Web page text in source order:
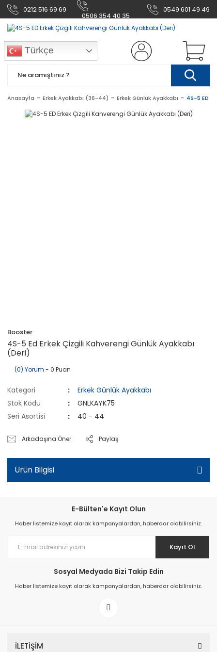
0212 516 69 69
0506 354 40 35
0549 601 49 49
Türkçe
Anasayfa Erkek Ayakkabı (36-44) Erkek Günlük Ayakkabı 4S-5 ED
Booster
4S-5 Ed Erkek Çizgili Kahverengi Günlük Ayakkabı
(Deri)
(0) Yorum - 0 Puan
Kategori
Erkek Günlük Ayakkabı
Stok Kodu
GNLKAYK75
Seri Asortisi
40 - 44
Arkadaşına Öner Paylaş
Ürün Bilgisi
E-Bülten'e Kayıt Olun
Haber listemize kayıt olarak kampanyalardan, haberdar olabilirsiniz.
Kayıt Ol
Sosyal Medyada Bizi Takip Edin
Haber listemize kayıt olarak kampanyalardan, haberdar olabilirsiniz.
İLETİŞİM